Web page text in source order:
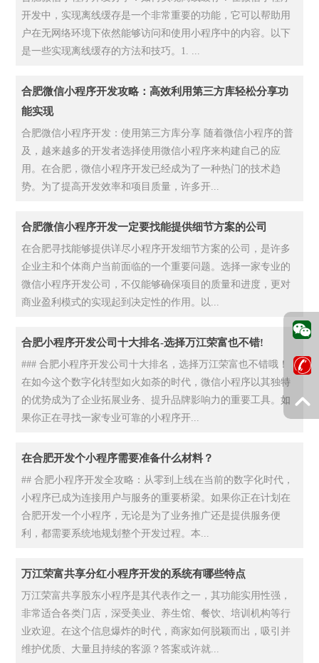
开发中，实现离线缓存是一个非常重要的功能，它可以帮助用
户在无网络环境下依然能够访问和使用小程序中的内容。以下
是一些实现离线缓存的方法和技巧。1. ...
合肥微信小程序开发攻略：高效利用第三方库轻松分享功
能实现
合肥微信小程序开发：使用第三方库分享 随着微信小程序的普
及，越来越多的开发者选择使用微信小程序来构建自己的应
用。在合肥，微信小程序开发已经成为了一种热门的技术趋
势。为了提高开发效率和项目质量，许多开...
合肥微信小程序开发一定要找能提供细节方案的公司
在合肥寻找能够提供详尽小程序开发细节方案的公司，是许多
企业主和个体商户当前面临的一个重要问题。选择一家专业的
微信小程序开发公司，不仅能够确保项目的质量和进度，更对
商业盈利模式的实现起到决定性的作用。以...
合肥小程序开发公司十大排名-选择万江荣富也不错!
### 合肥小程序开发公司十大排名，选择万江荣富也不错哦！
在如今这个数字化转型如火如荼的时代，微信小程序以其独特
的优势成为了企业拓展业务、提升品牌影响力的重要工具。如
果你正在寻找一家专业可靠的小程序开...
在合肥开发个小程序需要准备什么材料？
## 合肥小程序开发全攻略：从零到上线在当前的数字化时代，
小程序已成为连接用户与服务的重要桥梁。如果你正在计划在
合肥开发一个小程序，无论是为了业务推广还是提供服务便
利，都需要系统地规划整个开发过程。本...
万江荣富共享分红小程序开发的系统有哪些特点
万江荣富共享股东小程序是其代表作之一，其功能实用性强，
非常适合各类门店，深受美业、养生馆、餐饮、培训机构等行
业欢迎。在这个信息爆炸的时代，商家如何脱颖而出，吸引并
维护优质、大量且持续的客源？答案或许就...